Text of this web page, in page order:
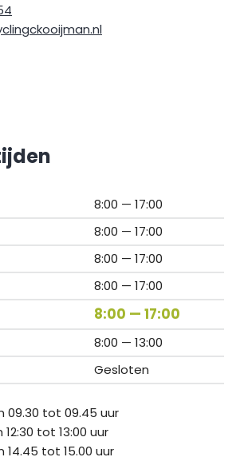
8:00 — 17:00
8:00 — 17:00
8:00 — 17:00
8:00 — 17:00
8:00 — 17:00
8:00 — 13:00
Gesloten
09.30 tot 09.45 uur
tot 13:00 uur
tot 15.00 uur